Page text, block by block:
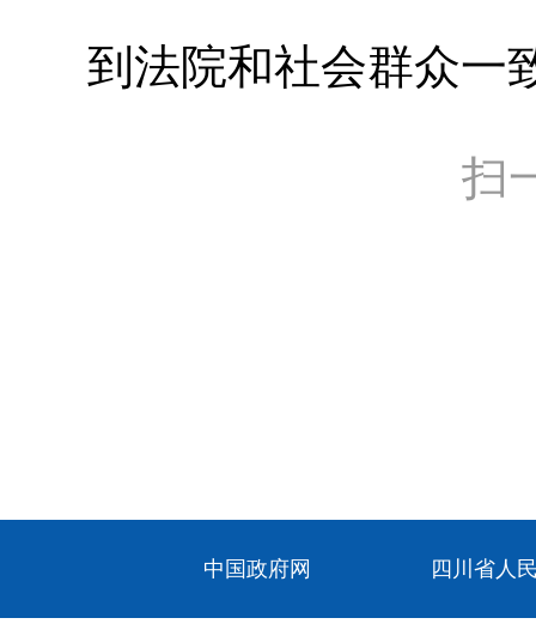
到法院和社会群众一
扫
中国政府网 四川省人